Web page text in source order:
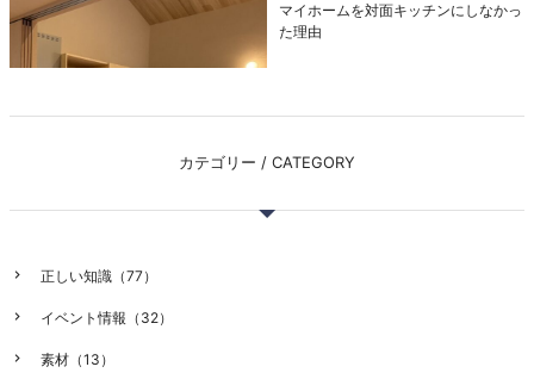
マイホームを対面キッチンにしなかっ
た理由
カテゴリー / CATEGORY
正しい知識（77）
イベント情報（32）
素材（13）